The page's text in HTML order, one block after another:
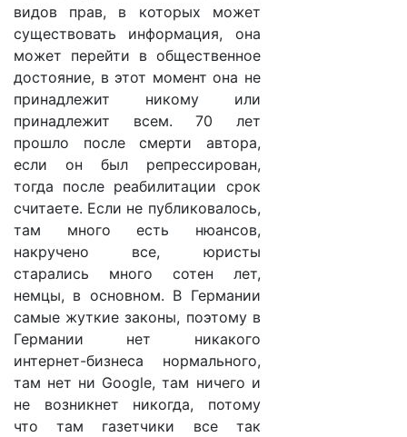
видов прав, в которых может
существовать информация, она
может перейти в общественное
достояние, в этот момент она не
принадлежит никому или
принадлежит всем. 70 лет
прошло после смерти автора,
если он был репрессирован,
тогда после реабилитации срок
считаете. Если не публиковалось,
там много есть нюансов,
накручено все, юристы
старались много сотен лет,
немцы, в основном. В Германии
самые жуткие законы, поэтому в
Германии нет никакого
интернет-бизнеса нормального,
там нет ни Google, там ничего и
не возникнет никогда, потому
что там газетчики все так